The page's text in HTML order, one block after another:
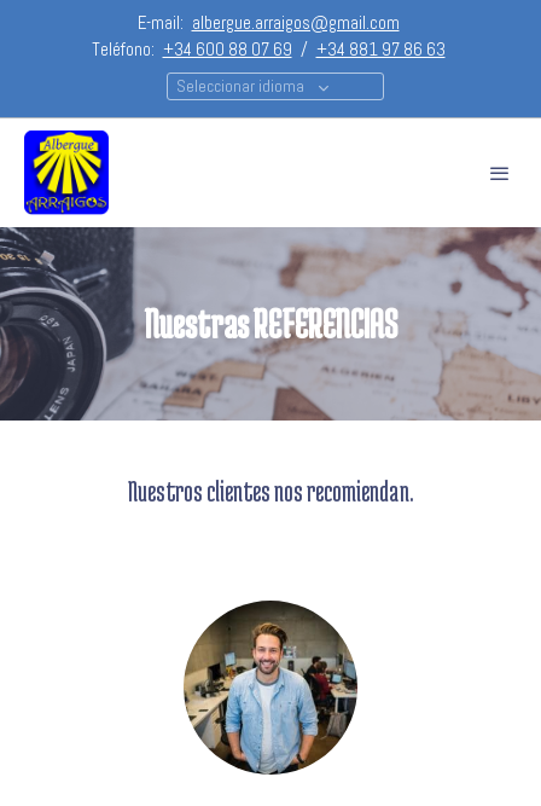
E-mail: albergue.arraigos@gmail.com
Teléfono: +34 600 88 07 69 / +34 881 97 86 63
Seleccionar idioma
Nuestras REFERENCIAS
Nuestros clientes nos recomiendan.